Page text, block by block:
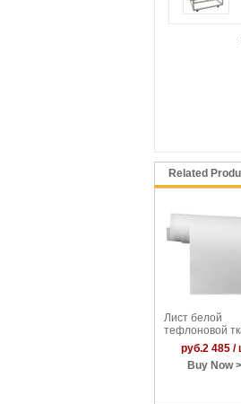
Related
Лист белой
тефлоновой
61x61 см для
термопресса
руб.2 485 /
Buy Now